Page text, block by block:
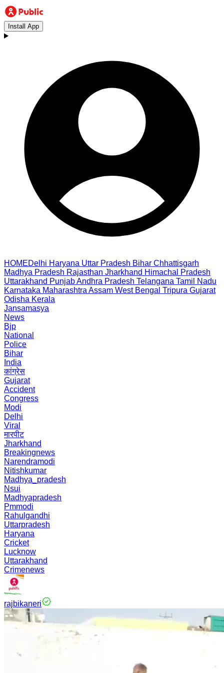
Install App
HOMEDelhi Haryana Uttar Pradesh Bihar Chhattisgarh
Madhya Pradesh Rajasthan Jharkhand Himachal Pradesh
Uttarakhand PunjabAndhra Pradesh Telangana Tamil Nadu
Karnataka Maharashtra Assam West Bengal Tripura Gujarat
Odisha Kerala
Jansamasya
News
Bjp
National
Police
Bihar
India
कांग्रेस
Gujarat
Accident
Congress
Modi
Delhi
Viral
मारपीट
Jharkhand
Breakingnews
Narendramodi
Nitishkumar
Madhya_pradesh
Nsui
Madhyapradesh
Pmmodi
Rahulgandhi
Uttarpradesh
Haryana
Cricket
Lucknow
Uttarakhand
Crimenews
rajbikaneri